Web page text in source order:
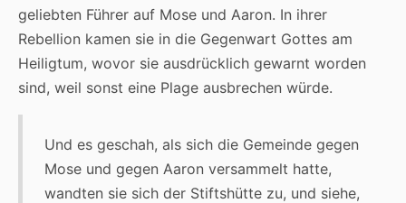
geliebten Führer auf Mose und Aaron. In ihrer
Rebellion kamen sie in die Gegenwart Gottes am
Heiligtum, wovor sie ausdrücklich gewarnt worden
sind, weil sonst eine Plage ausbrechen würde.
Und es geschah, als sich die Gemeinde gegen
Mose und gegen Aaron versammelt hatte,
wandten sie sich der Stiftshütte zu, und siehe,